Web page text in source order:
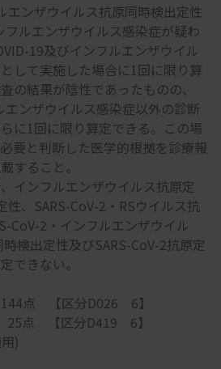
エンザウイルス抗原同時検出定性
フルエンザウイルス感染症が疑わ
19及びインフルエンザウイル
して実施した場合に1回に限り算
の結果が陰性であったものの、
エンザウイルス感染症以外の診断
に1回に限り算定できる。この場
要と判断した医学的根拠を診療報
すること。
インフルエンザウイルス抗原定
性、SARS-CoV-2・RSウイルス抗
CoV-2・インフルエンザウイル
検出定性及びSARS-CoV-2抗原定
できない。
点 【区分D026 6】
25点 【区分D419 6】
)